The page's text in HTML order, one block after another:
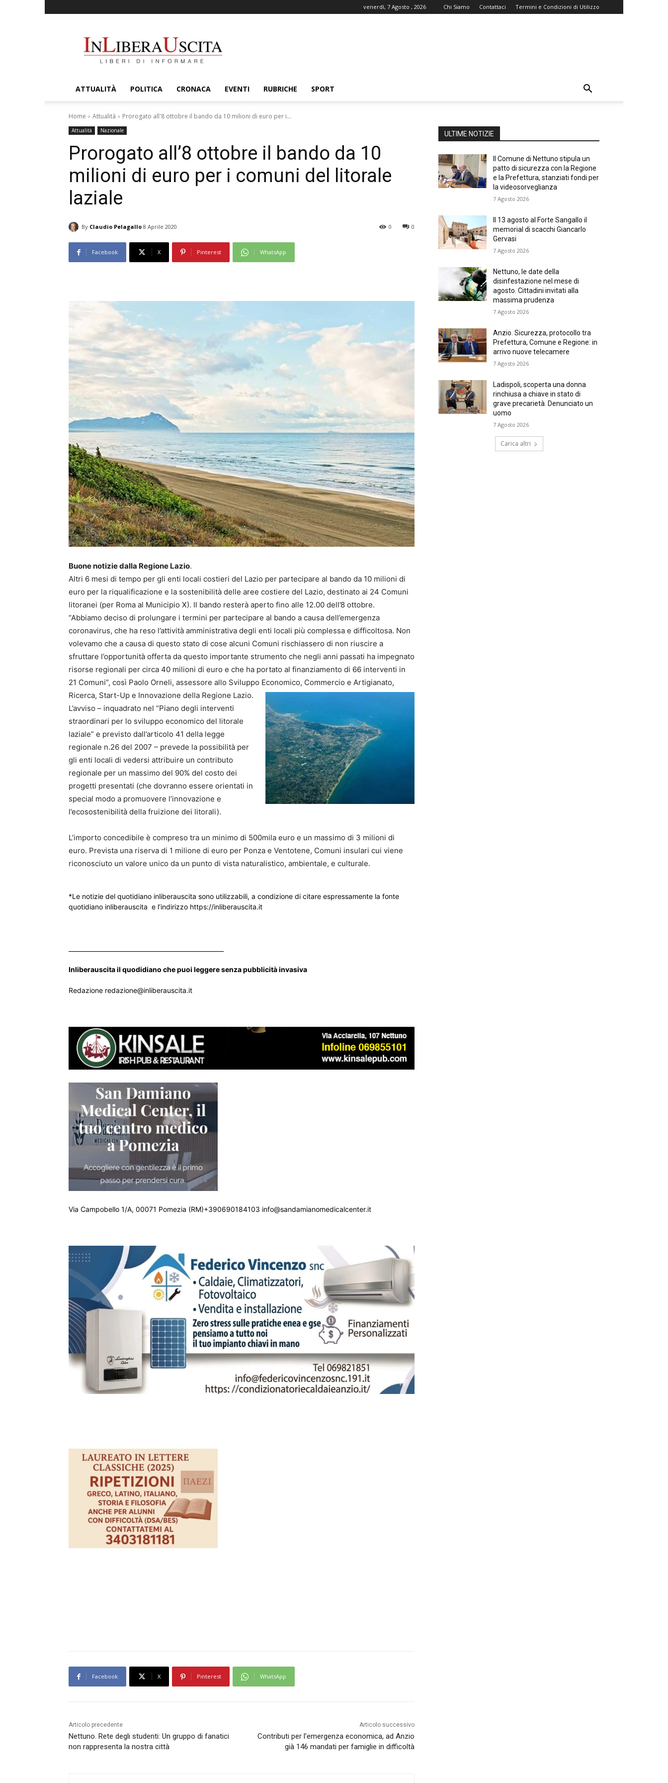
venerdì, 7 Agosto , 2026 Chi Siamo Contattaci Termini e Condizioni di Utilizzo
ATTUALITÀ POLITICA CRONACA EVENTI RUBRICHE SPORT
Home Attualità Prorogato all'8 ottobre il bando da 10 milioni di euro per i...
Attualità Nazionale
Prorogato all’8 ottobre il bando da 10
milioni di euro per i comuni del litorale
laziale
By Claudio Pelagallo 8 Aprile 2020 0
0
Facebook X Pinterest WhatsApp
Buone notizie dalla Regione Lazio.
Altri 6 mesi di tempo per gli enti locali costieri del Lazio per partecipare al bando da 10 milioni di
euro per la riqualificazione e la sostenibilità delle aree costiere del Lazio, destinato ai 24 Comuni
litoranei (per Roma al Municipio X). Il bando resterà aperto fino alle 12.00 dell’8 ottobre.
“Abbiamo deciso di prolungare i termini per partecipare al bando a causa dell’emergenza
coronavirus, che ha reso l’attività amministrativa degli enti locali più complessa e difficoltosa. Non
volevamo che a causa di questo stato di cose alcuni Comuni rischiassero di non riuscire a
sfruttare l’opportunità offerta da questo importante strumento che negli anni passati ha impegnato
risorse regionali per circa 40 milioni di euro e che ha portato al finanziamento di 66 interventi in
21 Comuni”, così Paolo Orneli, assessore allo Sviluppo Economico, Commercio e Artigianato,
Ricerca, Start-Up e Innovazione della Regione Lazio.
L’avviso – inquadrato nel “Piano degli interventi
straordinari per lo sviluppo economico del litorale
laziale” e previsto dall’articolo 41 della legge
regionale n.26 del 2007 – prevede la possibilità per
gli enti locali di vedersi attribuire un contributo
regionale per un massimo del 90% del costo dei
progetti presentati (che dovranno essere orientati in
special modo a promuovere l’innovazione e
l’ecosostenibilità della fruizione dei litorali).
L’importo concedibile è compreso tra un minimo di 500mila euro e un massimo di 3 milioni di
euro. Prevista una riserva di 1 milione di euro per Ponza e Ventotene, Comuni insulari cui viene
riconosciuto un valore unico da un punto di vista naturalistico, ambientale, e culturale.
*Le notizie del quotidiano inliberauscita sono utilizzabili, a condizione di citare espressamente la fonte
quotidiano inliberauscita e l’indirizzo https://inliberauscita.it
Inliberauscita il quodidiano che puoi leggere senza pubblicità invasiva
Redazione redazione@inliberauscita.it
Via Campobello 1/A, 00071 Pomezia (RM)+390690184103 info@sandamianomedicalcenter.it
Facebook X Pinterest WhatsApp
Articolo precedente
Nettuno. Rete degli studenti: Un gruppo di fanatici
non rappresenta la nostra città
Articolo successivo
Contributi per l’emergenza economica, ad Anzio
già 146 mandati per famiglie in difficoltà
ULTIME NOTIZIE
Il Comune di Nettuno stipula un
patto di sicurezza con la Regione
e la Prefettura, stanziati fondi per
la videosorveglianza
7 Agosto 2026
Il 13 agosto al Forte Sangallo il
memorial di scacchi Giancarlo
Gervasi
7 Agosto 2026
Nettuno, le date della
disinfestazione nel mese di
agosto. Cittadini invitati alla
massima prudenza
7 Agosto 2026
Anzio. Sicurezza, protocollo tra
Prefettura, Comune e Regione: in
arrivo nuove telecamere
7 Agosto 2026
Ladispoli, scoperta una donna
rinchiusa a chiave in stato di
grave precarietà. Denunciato un
uomo
7 Agosto 2026
Carica altri